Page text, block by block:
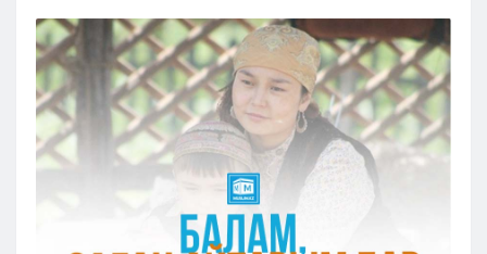
Kyzylorda
Pavlodar
Petropavlovsk
Semeı
Taldykorgan
Taraz